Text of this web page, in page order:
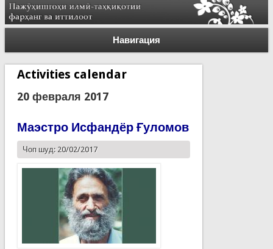
Навигация
Activities calendar
20 февраля 2017
Маэстро Исфандёр Ғуломов
Чоп шуд: 20/02/2017